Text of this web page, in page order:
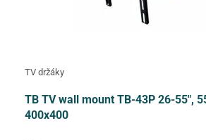
TV držáky
TB TV wall mount TB-43P 26-55",
400x400